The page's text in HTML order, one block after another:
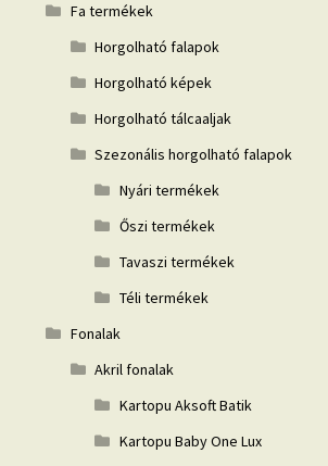
Fa termékek
Horgolható falapok
Horgolható képek
Horgolható tálcaaljak
Szezonális horgolható falapok
Nyári termékek
Őszi termékek
Tavaszi termékek
Téli termékek
Fonalak
Akril fonalak
Kartopu Aksoft Batik
Kartopu Baby One Lux